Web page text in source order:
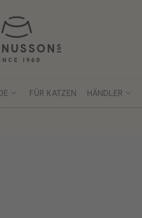
FÜR KATZEN HÄNDLER